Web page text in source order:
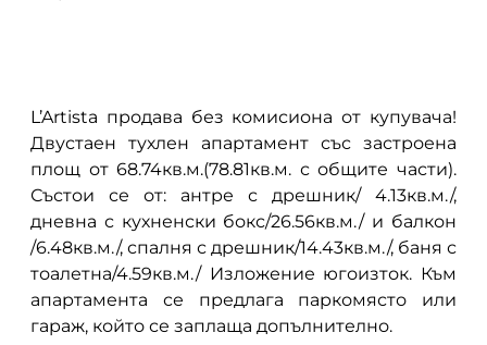
L’Artista продава без комисиона от купувача!
Двустаен тухлен апартамент със застроена
площ от 68.74кв.м.(78.81кв.м. с общите части).
Състои се от: антре с дрешник/ 4.13кв.м./,
дневна с кухненски бокс/26.56кв.м./ и балкон
/6.48кв.м./, спалня с дрешник/14.43кв.м./, баня с
тоалетна/4.59кв.м./ Изложение югоизток. Към
апартамента се предлага паркомясто или
гараж, който се заплаща допълнително.